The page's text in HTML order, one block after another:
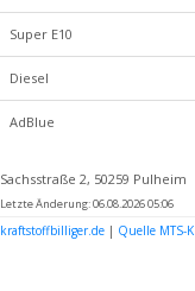
Super E10
Diesel
AdBlue
Sachsstraße 2, 50259 Pulheim
Letzte Änderung: 06.08.2026 05:06
kraftstoffbilliger.de | Quelle MTS-K